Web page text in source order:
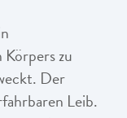
zu
Der
Leib.